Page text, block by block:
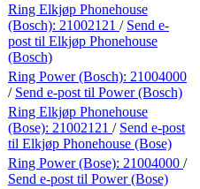
Ring Elkjøp Phonehouse
(Bosch): 21002121 / Send e-
post til Elkjøp Phonehouse
(Bosch)
Ring Power (Bosch): 21004000
/ Send e-post til Power (Bosch)
Ring Elkjøp Phonehouse
(Bose): 21002121 / Send e-post
til Elkjøp Phonehouse (Bose)
Ring Power (Bose): 21004000 /
Send e-post til Power (Bose)